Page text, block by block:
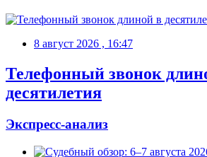
8 август 2026 , 16:47
Телефонный звонок
десятилетия
Экспресс-анализ